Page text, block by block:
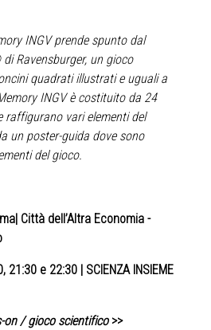
INGV prende spunto dal
Ravensburger, un gioco
quadrati illustrati e uguali a
INGV è costituito da 24
raffigurano vari elementi del
un poster-guida dove sono
del gioco.
Città dell’Altra Economia -
21:30 e 22:30 | SCIENZA INSIEME
on / gioco scientifico>>